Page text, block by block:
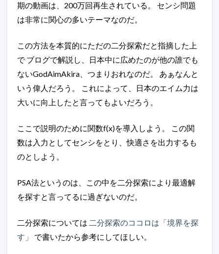
期の動画は、200万回再生されている。 センシ問題
は非常に関心の多いテーマなのだ。
この方法を本質的にただの二分探索だと指摘した上
で ブログで解説し、日本中に広めたのが他の誰でも
ないGodAimAkira、つまりおれなのだ。 あぁなんと
いう偉人だろう。 これによって、日本のエイム力は
大いに向上したと言ってもよいだろう。
ここで説明のために関数f(x)を導入しよう。 この関
数は入力としてセンシをとり、快適さを出力するも
のとしよう。
PSA法というのは、この中を二分探索により最適解
を探すと言ってるに過ぎないのだ。
二分探索については 二分探索のココロは「境界を探
す」 で書いたから参考にしてほしい。